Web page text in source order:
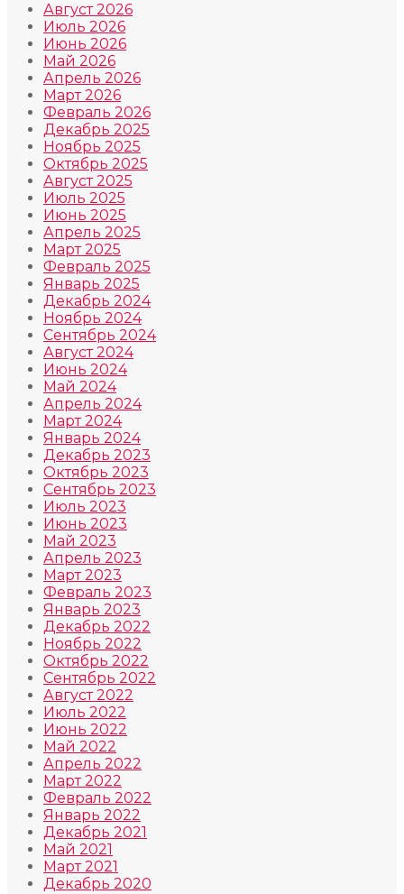
Август 2026
Июль 2026
Июнь 2026
Май 2026
Апрель 2026
Март 2026
Февраль 2026
Декабрь 2025
Ноябрь 2025
Октябрь 2025
Август 2025
Июль 2025
Июнь 2025
Апрель 2025
Март 2025
Февраль 2025
Январь 2025
Декабрь 2024
Ноябрь 2024
Сентябрь 2024
Август 2024
Июнь 2024
Май 2024
Апрель 2024
Март 2024
Январь 2024
Декабрь 2023
Октябрь 2023
Сентябрь 2023
Июль 2023
Июнь 2023
Май 2023
Апрель 2023
Март 2023
Февраль 2023
Январь 2023
Декабрь 2022
Ноябрь 2022
Октябрь 2022
Сентябрь 2022
Август 2022
Июль 2022
Июнь 2022
Май 2022
Апрель 2022
Март 2022
Февраль 2022
Январь 2022
Декабрь 2021
Май 2021
Март 2021
Декабрь 2020